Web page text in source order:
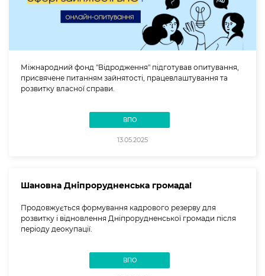
Міжнародний фонд "Відродження" підготував опитування,
присвячене питанням зайнятості, працевлаштування та
розвитку власної справи.
ВПО
13.05.2025
Шановна Дніпрорудненська громада!
Продовжується формування кадрового резерву для
розвитку і відновлення Дніпрорудненської громади після
періоду деокупації.
ВПО